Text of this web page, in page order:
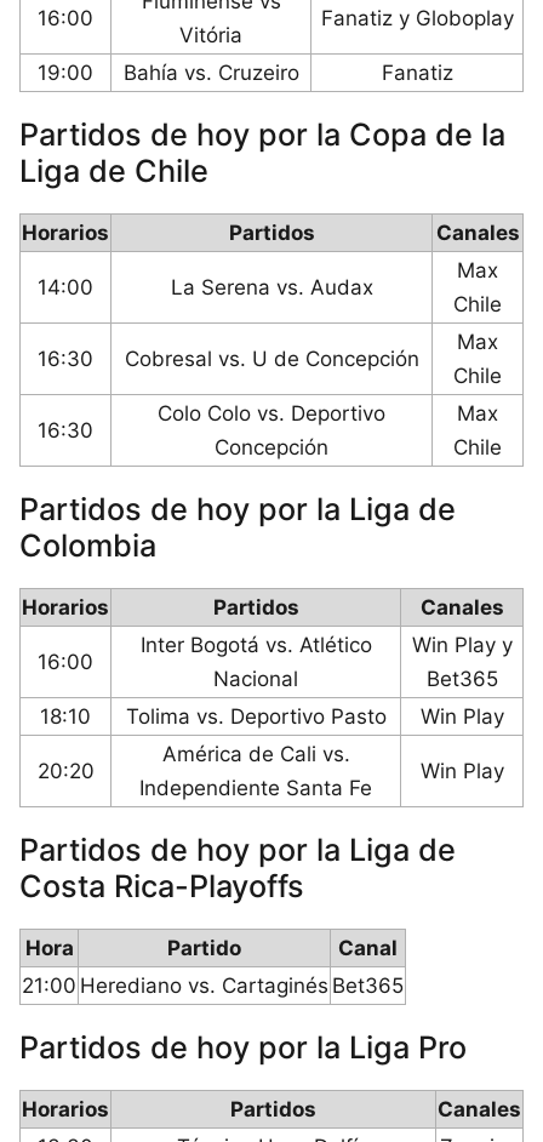
16:00
Vitória
Fanatiz y Globoplay
19:00 Bahía vs. Cruzeiro Fanatiz
Partidos de hoy por la Copa de la
Liga de Chile
Horarios Partidos Canales
14:00 La Serena vs. Audax
Max
Chile
16:30 Cobresal vs. U de Concepción
Max
Chile
16:30
Colo Colo vs. Deportivo
Concepción
Max
Chile
Partidos de hoy por la Liga de
Colombia
Horarios Partidos Canales
16:00
Inter Bogotá vs. Atlético
Nacional
Win Play y
Bet365
18:10
Tolima vs. Deportivo Pasto Win Play
20:20
América de Cali vs.
Independiente Santa Fe
Win Play
Partidos de hoy por la Liga de
Costa Rica-Playoffs
Hora Partido
Canal
21:00 Herediano vs. Cartaginés Bet365
Partidos de hoy por la Liga Pro
Horarios Partidos
Canales